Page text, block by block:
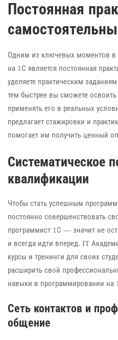
Постоянная
Одним из ключевых моментов в
на 1С является постоянная
уделяете практическим
тем быстрее вы сможете
применять его в реальных
предлагает стажировки и
помогает им получить ценный
Систематическое
квалификации
Чтобы стать успешным
постоянно совершенствовать
программист 1С — значит не
и всегда идти вперед. IT
курсы и тренинги для своих
расширить свой
навыки в программировании на
Сеть контактов и
общение